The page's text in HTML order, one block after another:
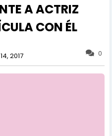
A ACTRIZ
CON ÉL
0
2017